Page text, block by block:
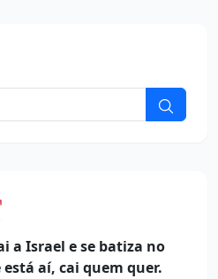
a Israel e se batiza no
está aí, cai quem quer.